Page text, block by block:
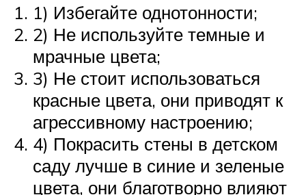
1) Избегайте однотонности;
2) Не используйте темные и
мрачные цвета;
3) Не стоит использоваться
красные цвета, они приводят к
агрессивному настроению;
4) Покрасить стены в детском
саду лучше в синие и зеленые
цвета, они благотворно влияют